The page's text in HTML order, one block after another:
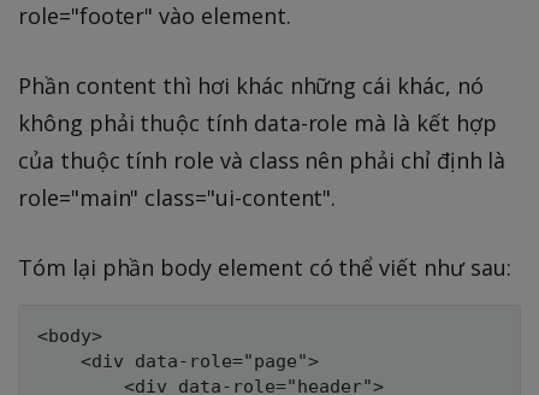
role="footer" vào element.
Phần content thì hơi khác những cái khác, nó
không phải thuộc tính data-role mà là kết hợp
của thuộc tính role và class nên phải chỉ định là
role="main" class="ui-content".
Tóm lại phần body element có thể viết như sau:
<body>